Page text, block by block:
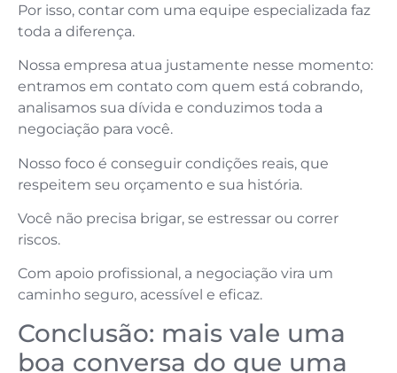
Por isso, contar com uma equipe especializada faz
toda a diferença.
Nossa empresa atua justamente nesse momento:
entramos em contato com quem está cobrando,
analisamos sua dívida e conduzimos toda a
negociação para você.
Nosso foco é conseguir condições reais, que
respeitem seu orçamento e sua história.
Você não precisa brigar, se estressar ou correr
riscos.
Com apoio profissional, a negociação vira um
caminho seguro, acessível e eficaz.
Conclusão: mais vale uma
boa conversa do que uma